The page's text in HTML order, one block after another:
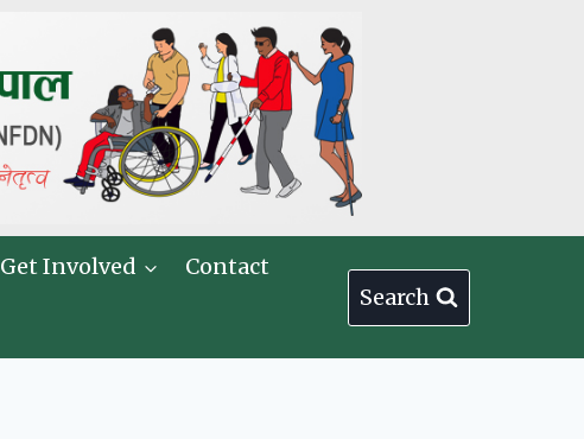
Get Involved Contact
Search